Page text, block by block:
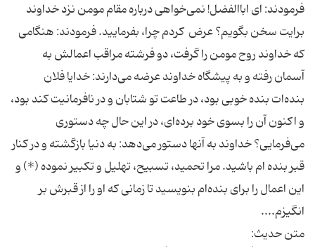
فرمودند: اى اباالفضل! نمى‌خواهى درباره مقام مومن نزد خداوند
برايت سخن بگويم؟ عرض ‍ كردم چرا، بفرماييد. فرمودند: هنگامى
كه خداوند روح مومن را گرفت، دو فرشته مراقب اعمالش به
آسمان رفته و به پيشگاه خداوند عرضه مى‌دارند: خدايا فلان
بنده‌ات بنده خوبى بود، در طاعت تو شتابان و در نافرمانيت كند بود،
و اكنون آن را بسوى خود برده‌اى، در اين حال چه دستورى
مى‌فرمايى؟ خداوند به آنها دستور مى‌دهد: به دنيا بازگشته و در كنار
قبر بنده ام باشيد. مرا تحميد، تسبيح، تهليل و تكبير نموده (*) و
اين اعمال را براى بنده‌ام بنويسيد تا زمانی که او را از قبرش بر